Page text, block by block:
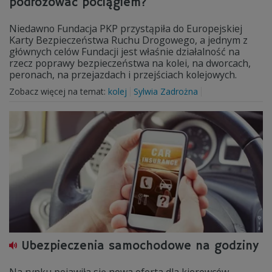
Niedawno Fundacja PKP przystąpiła do Europejskiej
Karty Bezpieczeństwa Ruchu Drogowego, a jednym z
głównych celów Fundacji jest właśnie działalność na
rzecz poprawy bezpieczeństwa na kolei, na dworcach,
peronach, na przejazdach i przejściach kolejowych.
Zobacz więcej na temat: kolej Sylwia Zadrożna
Ubezpieczenia samochodowe na godziny